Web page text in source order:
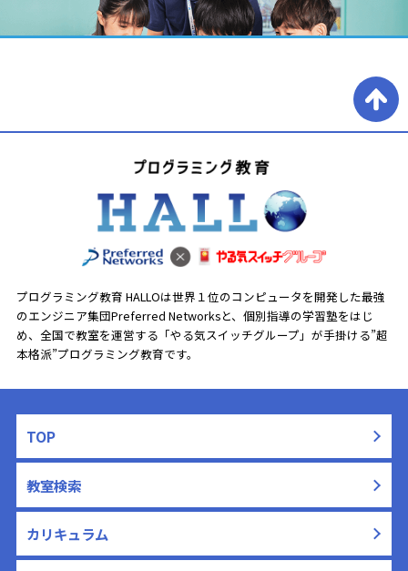
プログラミング教育 HALLOは世界１位のコンピュータを開発した最強
のエンジニア集団Preferred Networksと、 個別指導の学習塾をはじ
め、全国で教室を運営する「やる気スイッチグループ」が手掛ける”超
本格派”プログラミング教育です。
TOP
教室検索
カリキュラム